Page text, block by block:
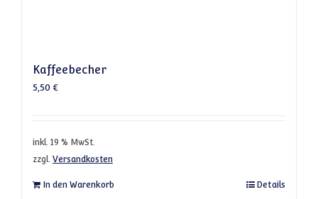
Kaffeebecher
5,50 €
inkl. 19 % MwSt.
zzgl. Versandkosten
In den Warenkorb Details